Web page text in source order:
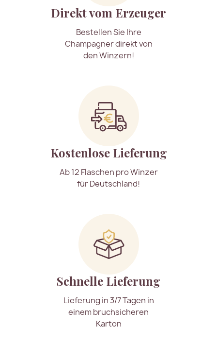
Direkt vom Erzeuger
Bestellen Sie Ihre
Champagner direkt von
den Winzern!
Kostenlose Lieferung
Ab 12 Flaschen pro Winzer
für Deutschland!
Schnelle Lieferung
Lieferung in 3/7 Tagen in
einem bruchsicheren
Karton